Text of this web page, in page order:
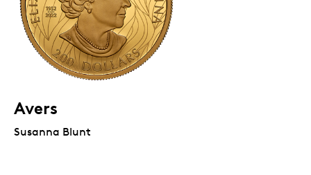
Avers
Susanna Blunt